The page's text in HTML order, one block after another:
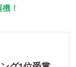
！